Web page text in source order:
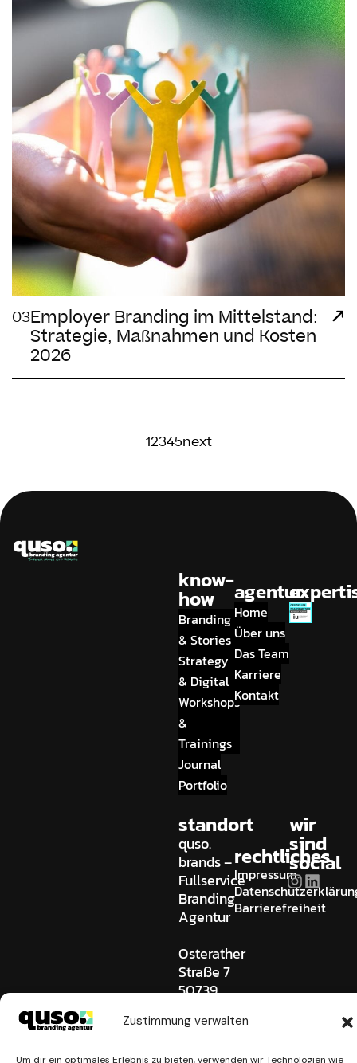
Zustimmung verwalten
Um dir ein optimales Erlebnis zu bieten, verwenden wir Technologien wie
03Employer Branding im Mittelstand:
Strategie, Maßnahmen und Kosten
2026
12345next
know-
how
Branding
& Stories
Strategy
& Digital
Workshops
&
Trainings
Journal
Portfolio
agentur
Home
Über uns
Das Team
Karriere
Kontakt
standort
quso.
brands –
Fullservice
Branding
Agentur
Osterather
Straße 7
50739
Germany
rechtliches
Impressum
Barrierefreiheit
wir
sind
social